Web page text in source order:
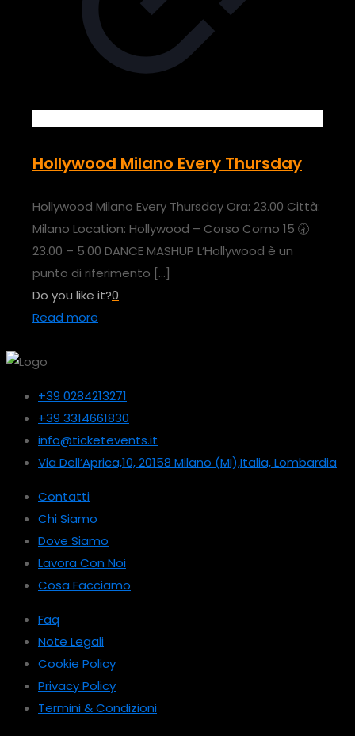
Hollywood Milano Every Thursday
Hollywood Milano Every Thursday Ora: 23.00 Città:
Milano Location: Hollywood – Corso Como 15 🕣
23.00 – 5.00 DANCE MASHUP L’Hollywood è un
punto di riferimento […]
Do you like it?0
Read more
+39 0284213271
+39 3314661830
info@ticketevents.it
Via Dell’Aprica,10, 20158 Milano (MI),Italia, Lombardia
Contatti
Chi Siamo
Dove Siamo
Lavora Con Noi
Cosa Facciamo
Faq
Note Legali
Cookie Policy
Privacy Policy
Termini & Condizioni